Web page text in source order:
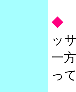
◆
ッ
一
っ